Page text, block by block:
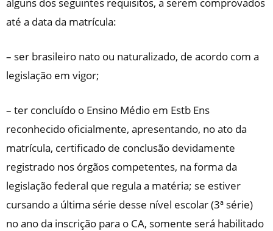
até a data da matrícula:
– ser brasileiro nato ou naturalizado, de acordo com a
legislação em vigor;
– ter concluído o Ensino Médio em Estb Ens
reconhecido oficialmente, apresentando, no ato da
matrícula, certificado de conclusão devidamente
registrado nos órgãos competentes, na forma da
legislação federal que regula a matéria; se estiver
cursando a última série desse nível escolar (3ª série)
no ano da inscrição para o CA, somente será habilitado